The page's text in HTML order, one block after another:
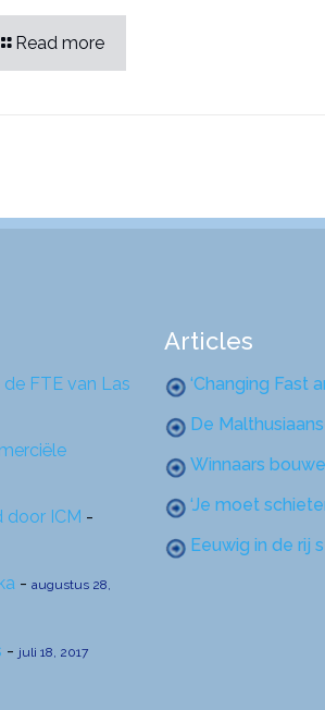
Read more
FTE van Las
door ICM -
- augustus 28,
- juli 18, 2017
Articles
‘Changing Fast
De
Winnaars
‘Je moet
Eeuwig in de rij